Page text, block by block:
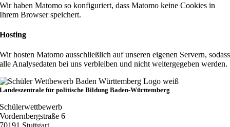
Wir haben Matomo so konfiguriert, dass Matomo keine Cookies in
Ihrem Browser speichert.
Hosting
Wir hosten Matomo ausschließlich auf unseren eigenen Servern, sodass
alle Analysedaten bei uns verbleiben und nicht weitergegeben werden.
Landeszentrale für politische Bildung Baden-Württemberg
Schülerwettbewerb
Vordernbergstraße 6